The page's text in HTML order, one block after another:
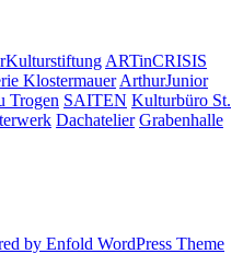
ARTinCRISIS
Klostermauer ArthurJunior
Trogen SAITEN Kulturbüro St.
Dachatelier Grabenhalle
by Enfold WordPress Theme